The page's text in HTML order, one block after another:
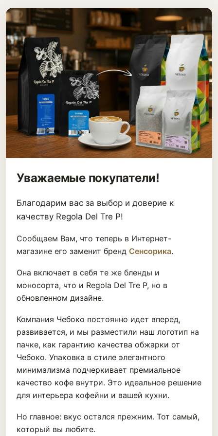
Уважаемые покупатели!
Благодарим вас за выбор и доверие к
качеству Regola Del Tre P!
Сообщаем Вам, что теперь в Интернет-
магазине его заменит бренд Сенсорика.
Она включает в себя те же бленды и
моносорта, что и Regola Del Tre P, но в
обновленном дизайне.
Компания Чебоко постоянно идет вперед,
развивается, и мы разместили наш логотип на
пачке, как гарантию качества обжарки от
Чебоко. Упаковка в стиле элегантного
минимализма подчеркивает премиальное
качество кофе внутри. Это идеальное решение
для интерьера кофейни и вашей кухни.
Но главное: вкус остался прежним. Тот самый,
который вы любите.